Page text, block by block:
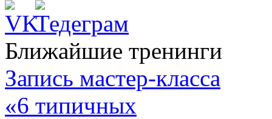
Ближайшие тренинги
Запись мастер-класса
«6 типичных